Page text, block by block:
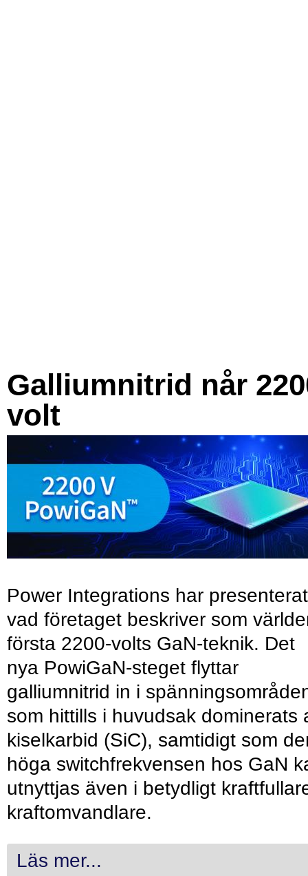
Galliumnitrid når
volt
Power Integrations har presenterat
vad företaget beskriver som
första 2200-volts GaN-teknik. Det
nya PowiGaN-steget flyttar
galliumnitrid in i
som hittills i huvudsak dominerats
kiselkarbid (SiC), samtidigt som
höga switchfrekvensen hos GaN
utnyttjas även i betydligt
kraftomvandlare.
Läs mer...